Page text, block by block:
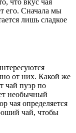
что вкус чая
его. Сначала мы
лишь сладкое
от них. Какой же
чай пуэр по
необычный
чая определяется
чай, чтобы